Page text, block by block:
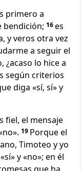
primero a
bendición; 16es
y veros otra vez
a seguir el
¿acaso lo hice a
según criterios
diga «sí, sí» y
fiel, el mensaje
19 Porque el
Timoteo y yo
y «no»; en él